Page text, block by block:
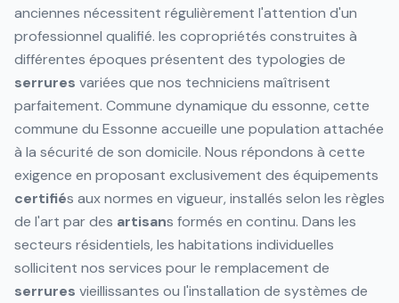
anciennes nécessitent régulièrement l'attention d'un
professionnel qualifié. les copropriétés construites à
différentes époques présentent des typologies de
serrures variées que nos techniciens maîtrisent
parfaitement. Commune dynamique du essonne, cette
commune du Essonne accueille une population attachée
à la sécurité de son domicile. Nous répondons à cette
exigence en proposant exclusivement des équipements
certifiés aux normes en vigueur, installés selon les règles
de l'art par des artisans formés en continu. Dans les
secteurs résidentiels, les habitations individuelles
sollicitent nos services pour le remplacement de
serrures vieillissantes ou l'installation de systèmes de